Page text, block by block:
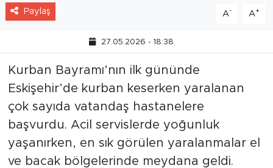
Paylaş A- A+
27.05.2026 - 18:38
Kurban Bayramı’nın ilk gününde
Eskişehir’de kurban keserken yaralanan
çok sayıda vatandaş hastanelere
başvurdu. Acil servislerde yoğunluk
yaşanırken, en sık görülen yaralanmalar el
ve bacak bölgelerinde meydana geldi.